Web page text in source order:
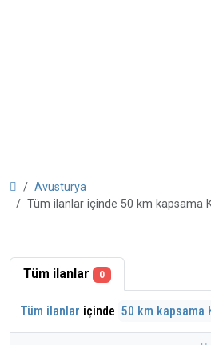
Avusturya
Tüm ilanlar içinde 50 km kapsama
Tüm ilanlar 0
Tüm ilanlar içinde 50 km kapsama